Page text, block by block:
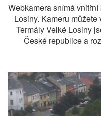
Webkamera snímá
Losiny. Kameru
Termály Velké Losiny
České republice a